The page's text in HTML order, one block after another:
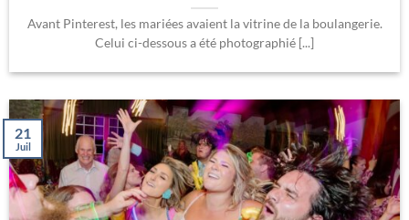
Avant Pinterest, les mariées avaient la vitrine de la boulangerie.
Celui ci-dessous a été photographié [...]
21
Juil